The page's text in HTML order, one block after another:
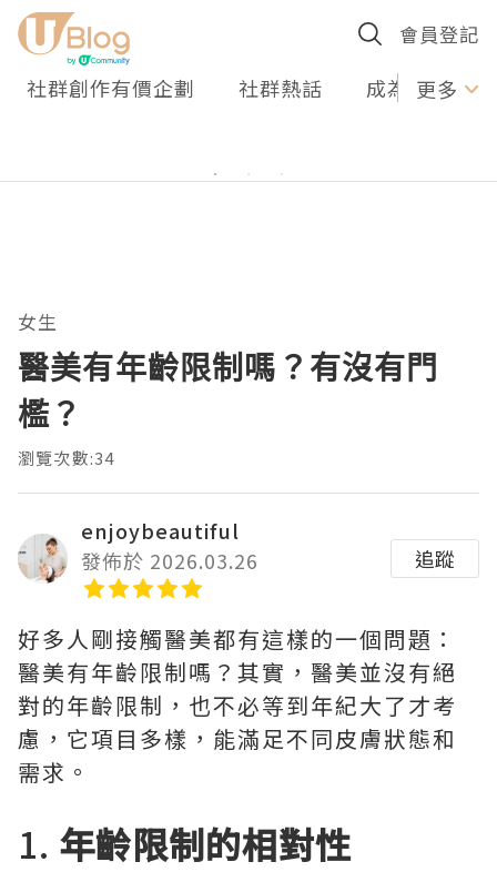
會員登記
社群創作有價企劃 社群熱話 成為U更多
女生
醫美有年齡限制嗎？有沒有門
檻？
瀏覽次數:34
enjoybeautiful
發佈於 2026.03.26
追蹤
好多人剛接觸醫美都有這樣的一個問題：
醫美有年齡限制嗎？其實，醫美並沒有絕
對的年齡限制，也不必等到年紀大了才考
慮，它項目多樣，能滿足不同皮膚狀態和
需求。
1. 年齡限制的相對性